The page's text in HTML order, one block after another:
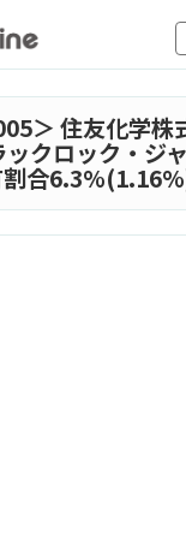
＞ 住友化学
クロック・ジ
合